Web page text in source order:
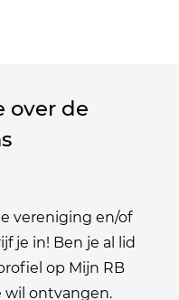
over de
vereniging en/of
je in! Ben je al lid
op Mijn RB
wil ontvangen.